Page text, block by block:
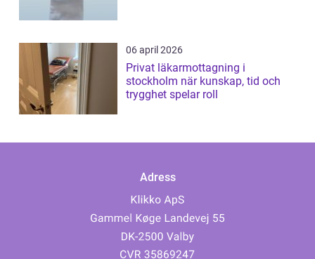
06 april 2026
Privat läkarmottagning i
stockholm när kunskap, tid och
trygghet spelar roll
Adress